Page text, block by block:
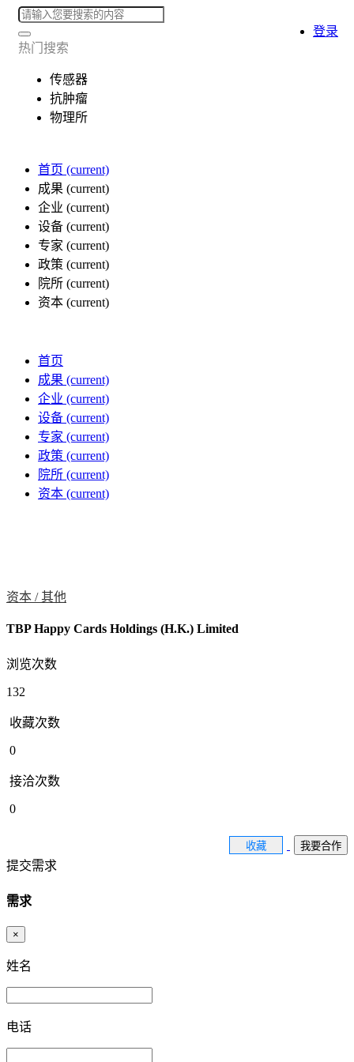
热门搜索
传感器
抗肿瘤
物理所
首页 (current)
成果 (current)
企业 (current)
设备 (current)
专家 (current)
政策 (current)
院所 (current)
资本 (current)
登录
首页
成果 (current)
企业 (current)
设备 (current)
专家 (current)
政策 (current)
院所 (current)
资本 (current)
资本 /其他
TBP Happy Cards Holdings (H.K.) Limited
浏览次数
132
收藏次数
0
接洽次数
0
收藏 我要合作
提交需求
需求
×
姓名
电话